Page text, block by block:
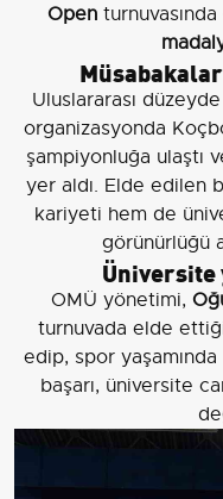
Open
Uluslararası
organizasyonda
şampiyonluğa ulaştı
yer aldı. Elde edilen
kariyeti hem de
görünürlüğü
OMÜ yönetimi,
turnuvada elde
edip, spor yaşamında
başarı, üniversite